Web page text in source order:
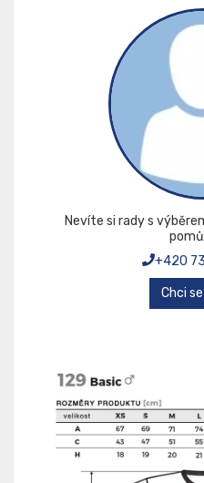
Nevíte si rady s
+420
Chci